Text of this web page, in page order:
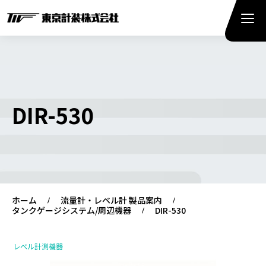
DIR-530
ホーム
流量計・レベル計 製品案内
タンクゲージシステム/周辺機器
DIR-530
レベル計測機器